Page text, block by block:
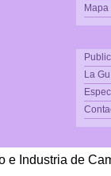
La
e Industria de